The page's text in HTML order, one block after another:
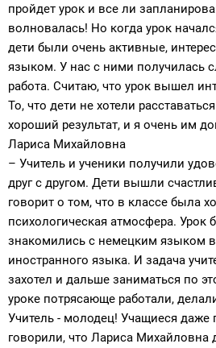
пройдет урок и все ли
волновалась! Но когда урок
дети были очень активные,
языком. У нас с ними получилась
работа. Считаю, что урок вышел
То, что дети не хотели
хороший результат, и я очень им
Лариса Михайловна
– Учитель и ученики получили
друг с другом. Дети вышли
говорит о том, что в классе была
психологическая атмосфера.
знакомились с немецким языком в
иностранного языка. И задача
захотел и дальше заниматься по
уроке потрясающе работали,
Учитель - молодец! Учащиеся даже
говорили, что Лариса Михайловна